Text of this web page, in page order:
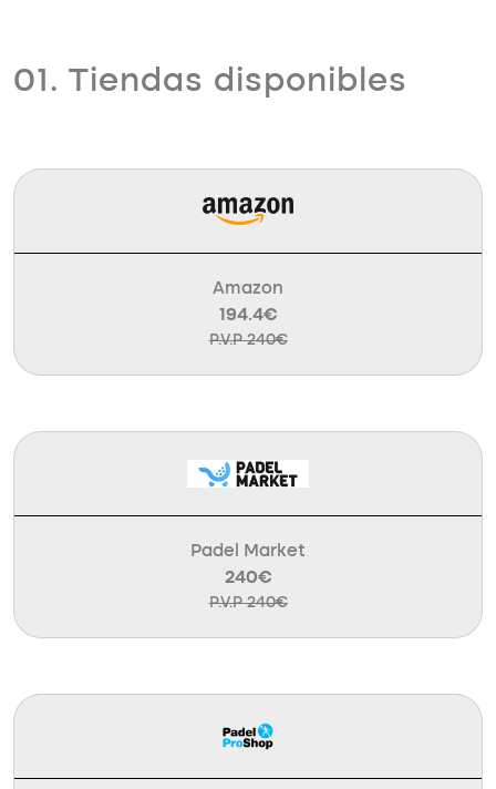
01. Tiendas disponibles
Amazon
194.4€
P.V.P 240€
Padel Market
240€
P.V.P 240€